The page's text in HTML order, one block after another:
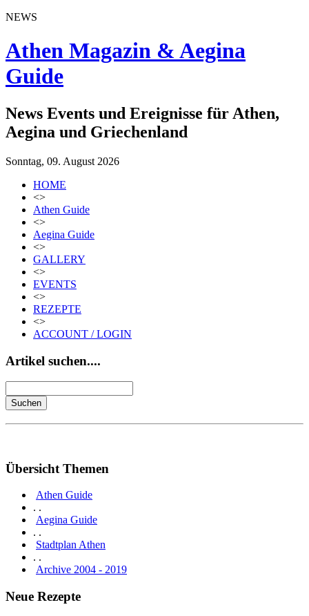
NEWS
Athen Magazin & Aegina
Guide
News Events und Ereignisse für Athen,
Aegina und Griechenland
Sonntag, 09. August 2026
HOME
<>
Athen Guide
<>
Aegina Guide
<>
GALLERY
<>
EVENTS
<>
REZEPTE
<>
ACCOUNT / LOGIN
Artikel suchen....
Übersicht Themen
Athen Guide
. .
Aegina Guide
. .
Stadtplan Athen
. .
Archive 2004 - 2019
Neue Rezepte